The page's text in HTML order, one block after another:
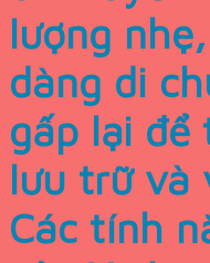
lượng
dàng di
gấp lại để
lưu trữ và
Các tính